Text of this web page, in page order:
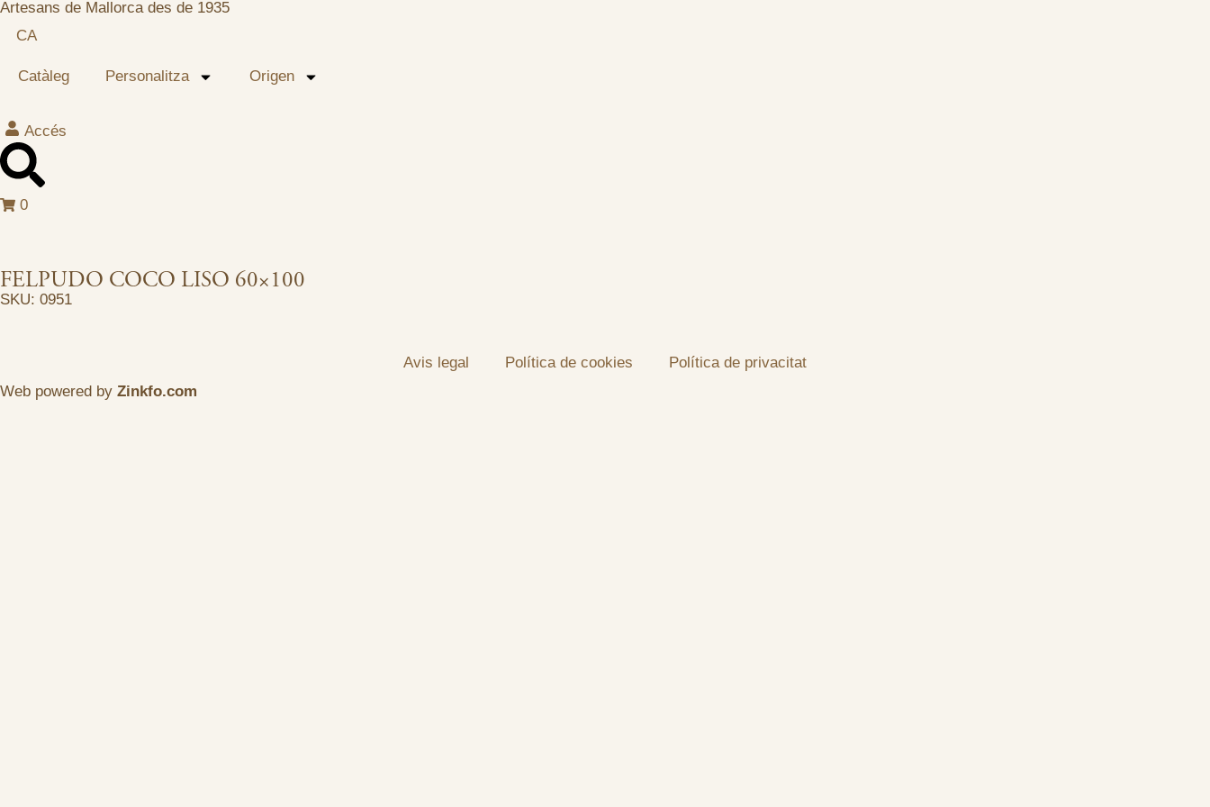
Artesans de Mallorca des de 1935
CA
Catàleg Personalitza Origen
Accés
0
FELPUDO COCO LISO 60×100
SKU: 0951
Avis legal Política de cookies
Política de privacitat
Web powered by Zinkfo.com